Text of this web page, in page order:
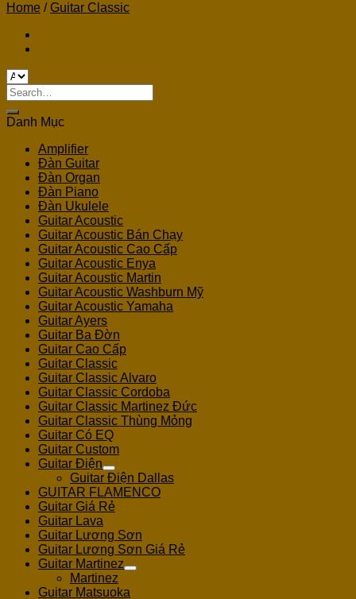
Home / Guitar Classic
Search
for:
Danh Mục
Amplifier
Đàn Guitar
Đàn Organ
Đàn Piano
Đàn Ukulele
Guitar Acoustic
Guitar Acoustic Bán Chạy
Guitar Acoustic Cao Cấp
Guitar Acoustic Enya
Guitar Acoustic Martin
Guitar Acoustic Washburn Mỹ
Guitar Acoustic Yamaha
Guitar Ayers
Guitar Ba Đờn
Guitar Cao Cấp
Guitar Classic
Guitar Classic Alvaro
Guitar Classic Cordoba
Guitar Classic Martinez Đức
Guitar Classic Thùng Mỏng
Guitar Có EQ
Guitar Custom
Guitar Điện
Guitar Điện Dallas
GUITAR FLAMENCO
Guitar Giá Rẻ
Guitar Lava
Guitar Lương Sơn
Guitar Lương Sơn Giá Rẻ
Guitar Martinez
Martinez
Guitar Matsuoka